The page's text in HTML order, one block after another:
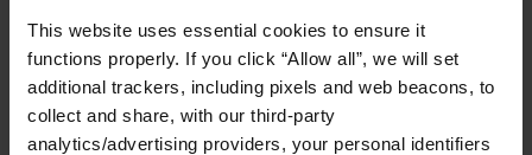
This website uses essential cookies to ensure it
functions properly. If you click “Allow all”, we will set
additional trackers, including pixels and web beacons, to
collect and share, with our third-party
analytics/advertising providers, your personal identifiers
金融サービス
アセットマネジメント
インフラ事業
ウェルスマネジメント